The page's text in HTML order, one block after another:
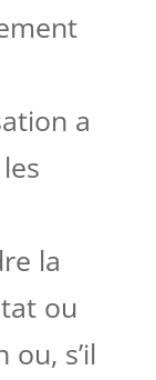
a
la
ou
s’il